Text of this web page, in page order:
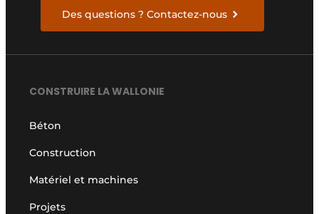
Des questions ? Contactez-nous
CONSTRUIRE LA WALLONIE
Béton
Construction
Matériel et machines
Projets